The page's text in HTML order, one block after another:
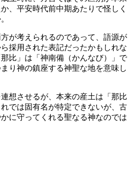
、平安時代前中期あたりで怪しく
方が考えられるのであって、語源が
採用された表記だったかもしれな
比」は「神南備（かんなび）」で
り神の鎮座する神聖な地を意味し
想させるが、本来の産土は「那比
では固有名が特定できないが、古
に守ってくれる聖なる神なのでは